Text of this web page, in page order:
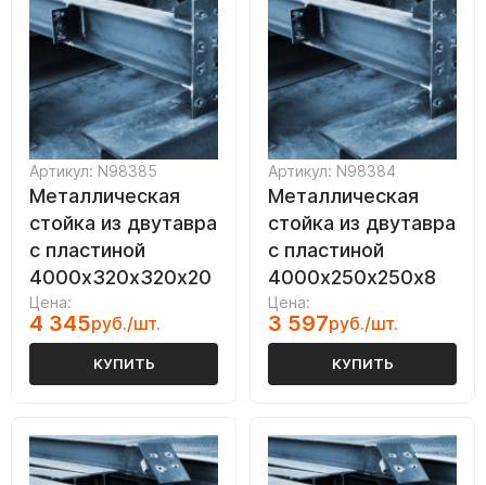
Артикул: N98385
Металлическая
стойка из двутавра
с пластиной
4000х320х320х20
Цена:
4 345руб./шт.
КУПИТЬ
Артикул: N98384
Металлическая
стойка из двутавра
с пластиной
4000х250х250х8
Цена:
3 597руб./шт.
КУПИТЬ